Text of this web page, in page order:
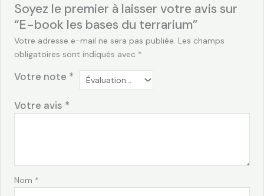
Soyez le premier à laisser votre avis sur
“E-book les bases du terrarium”
Votre adresse e-mail ne sera pas publiée. Les champs
obligatoires sont indiqués avec *
Votre note *
Votre avis *
Nom *